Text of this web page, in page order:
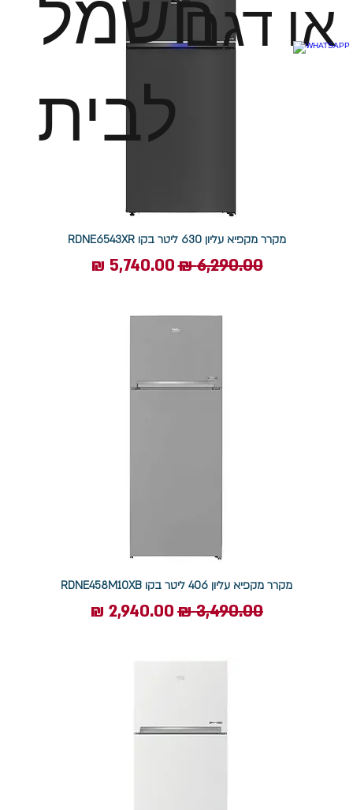
או דגם
לבית
מקרר מקפיא עליון 630 ליטר בקו RDNE6543XR
מחיר רגיל‏6,290.00 ‏₪ מחיר מבצע
מקרר מקפיא עליון 406 ליטר בקו RDNE458M10XB
מחיר רגיל מחיר מבצע